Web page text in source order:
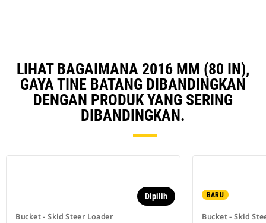
LIHAT BAGAIMANA 2016 MM (80 IN),
GAYA TINE BATANG DIBANDINGKAN
DENGAN PRODUK YANG SERING
DIBANDINGKAN.
Bucket - Skid Steer Loader
Dipilih BARU
Bucket - Skid